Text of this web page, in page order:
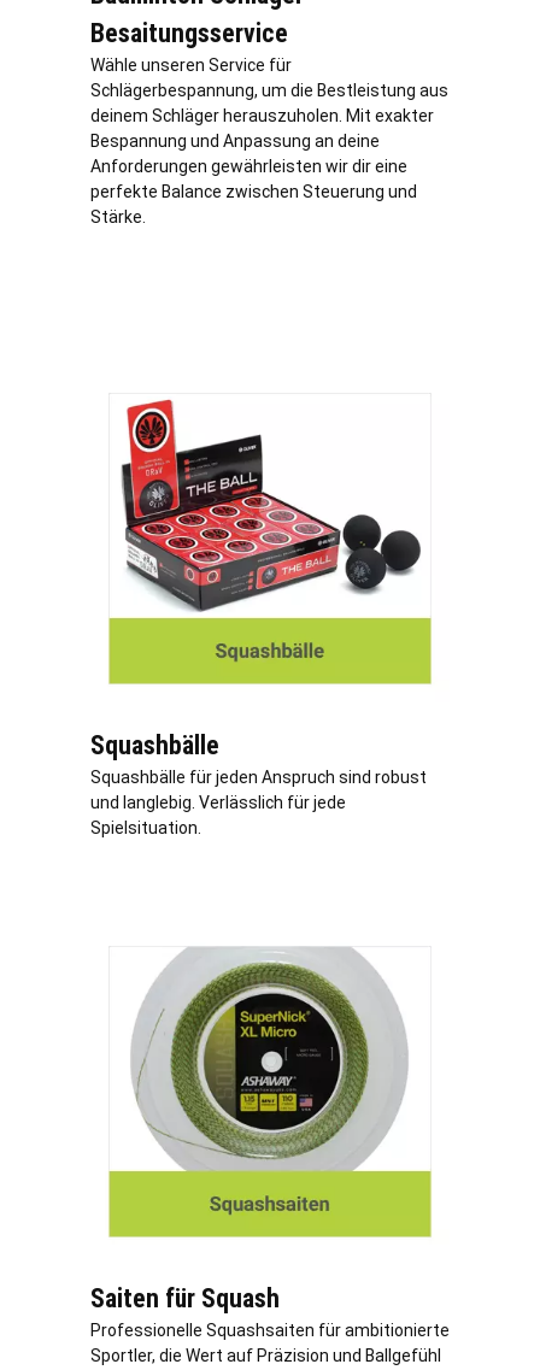
Besaitungsservice
Wähle unseren Service für
Schlägerbespannung, um die Bestleistung aus
deinem Schläger herauszuholen. Mit exakter
Bespannung und Anpassung an deine
Anforderungen gewährleisten wir dir eine
perfekte Balance zwischen Steuerung und
Stärke.
Squashbälle
Squashbälle für jeden Anspruch sind robust
und langlebig. Verlässlich für jede
Spielsituation.
Saiten für Squash
Professionelle Squashsaiten für ambitionierte
Sportler, die Wert auf Präzision und Ballgefühl